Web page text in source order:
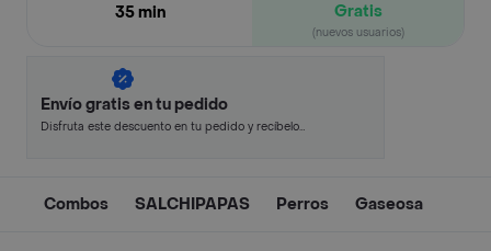
35 min
Gratis
(nuevos usuarios)
Envío gratis en tu pedido
Disfruta este descuento en tu pedido y recíbelo
Combos SALCHIPAPAS Perros Gaseosa